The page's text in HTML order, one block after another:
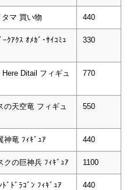
マ 買い物 440
ｸｱｸｽ ｵﾒｶﾞ･ｻｲｺﾐｭ
330
Ditail フィギュ
770
天空竜 フィギュ
550
神竜 ﾌｨｷﾞｭｱ 440
クの巨神兵 ﾌｨｷﾞｭｱ 1100
ﾞﾄﾞﾗｺﾞﾝ ﾌｨｷﾞｭｱ 440